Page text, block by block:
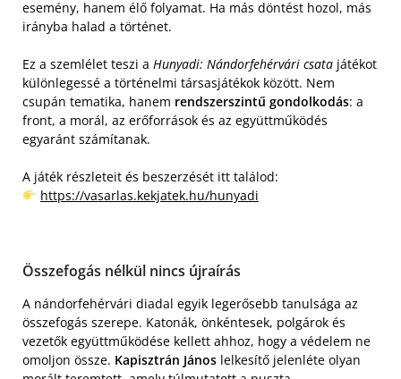
esemény, hanem élő folyamat. Ha más döntést hozol, más
irányba halad a történet.
Ez a szemlélet teszi a Hunyadi: Nándorfehérvári csata játékot
különlegessé a történelmi társasjátékok között. Nem
csupán tematika, hanem rendszerszintű gondolkodás: a
front, a morál, az erőforrások és az együttműködés
egyaránt számítanak.
A játék részleteit és beszerzését itt találod:
https://vasarlas.kekjatek.hu/hunyadi
Összefogás nélkül nincs újraírás
A nándorfehérvári diadal egyik legerősebb tanulsága az
összefogás szerepe. Katonák, önkéntesek, polgárok és
vezetők együttműködése kellett ahhoz, hogy a védelem ne
omoljon össze. Kapisztrán János lelkesítő jelenléte olyan